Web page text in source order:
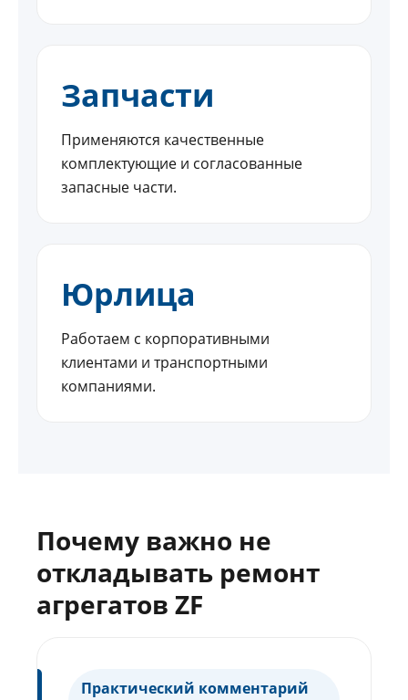
Запчасти
Применяются качественные
комплектующие и согласованные
запасные части.
Юрлица
Работаем с корпоративными
клиентами и транспортными
компаниями.
Почему важно не
откладывать ремонт
агрегатов ZF
Практический комментарий